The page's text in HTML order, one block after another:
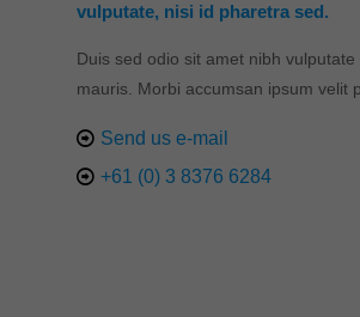
vulputate, nisi id pharetra sed.
Duis sed odio sit amet nibh
mauris. Morbi accumsan ipsum velit
Send us e-mail
+61 (0) 3 8376 6284